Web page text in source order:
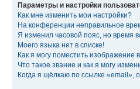
Параметры и настройки
Как мне изменить мои настройки?
На конференции неправильное
Я изменил часовой пояс, но время
Моего языка нет в списке!
Как я могу поместить изображение
Что такое звание и как я могу
Когда я щёлкаю по ссылке «email»,